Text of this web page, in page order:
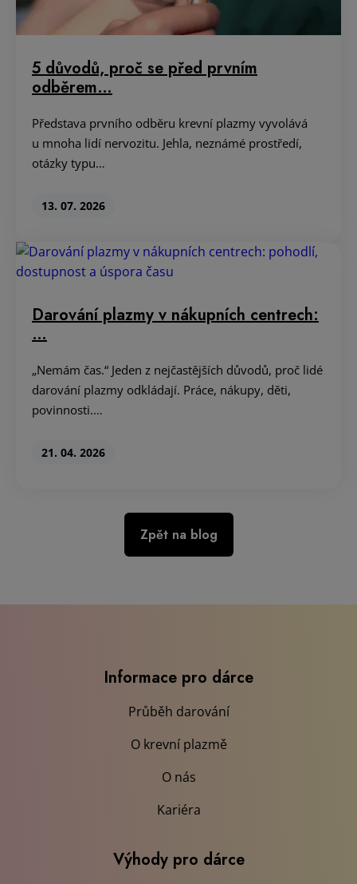
5 důvodů, proč se před prvním
odběrem…
Představa prvního odběru krevní plazmy vyvolává
u mnoha lidí nervozitu. Jehla, neznámé prostředí,
otázky typu…
13. 07. 2026
Darování plazmy v nákupních centrech:
…
„Nemám čas.“ Jeden z nejčastějších důvodů, proč lidé
darování plazmy odkládají. Práce, nákupy, děti,
povinnosti.…
21. 04. 2026
Zpět na blog
Informace pro dárce
Průběh darování
O krevní plazmě
O nás
Kariéra
Výhody pro dárce